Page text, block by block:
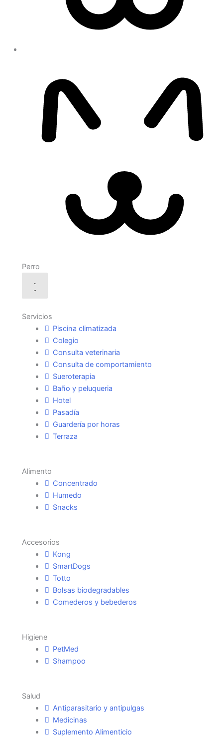
Perro
Servicios
Piscina climatizada
Colegio
Consulta veterinaria
Consulta de comportamiento
Sueroterapia
Baño y peluqueria
Hotel
Pasadía
Guardería por horas
Terraza
Alimento
Concentrado
Humedo
Snacks
Accesorios
Kong
SmartDogs
Totto
Bolsas biodegradables
Comederos y bebederos
Higiene
PetMed
Shampoo
Salud
Antiparasitario y antipulgas
Medicinas
Suplemento Alimenticio